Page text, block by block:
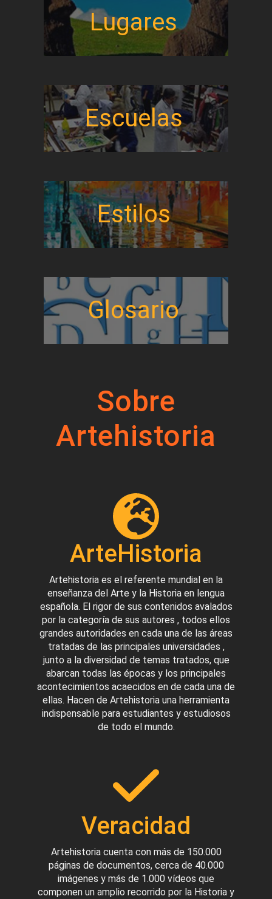
Lugares
Escuelas
Estilos
Glosario
Sobre
Artehistoria
ArteHistoria
Artehistoria es el referente mundial en la
enseñanza del Arte y la Historia en lengua
española. El rigor de sus contenidos avalados
por la categoría de sus autores , todos ellos
grandes autoridades en cada una de las áreas
tratadas de las principales universidades ,
junto a la diversidad de temas tratados, que
abarcan todas las épocas y los principales
acontecimientos acaecidos en de cada una de
ellas. Hacen de Artehistoria una herramienta
indispensable para estudiantes y estudiosos
de todo el mundo.
Veracidad
Artehistoria cuenta con más de 150.000
páginas de documentos, cerca de 40.000
imágenes y más de 1.000 vídeos que
componen un amplio recorrido por la Historia y